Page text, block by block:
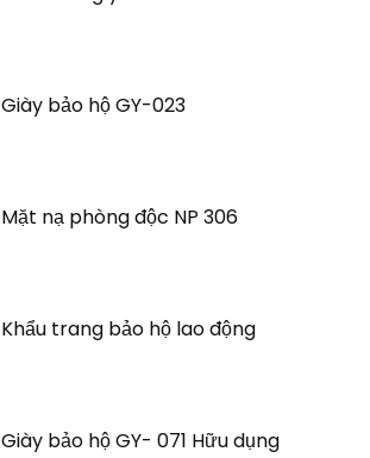
Giày bảo hộ GY-023
Mặt nạ phòng độc NP 306
Khẩu trang bảo hộ lao động
Giày bảo hộ GY- 071 Hữu dụng